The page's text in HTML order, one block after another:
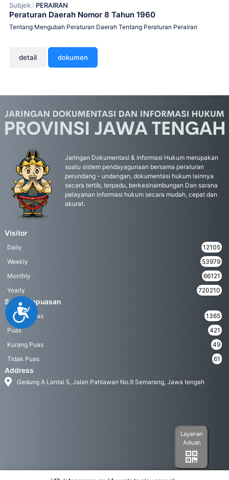
Accessibility
Subjek : PERAIRAN
Peraturan Daerah Nomor 8 Tahun 1960
Tentang Mengubah Peraturan Daerah Tentang Peraturan Perairan
detail dokumen
Jaringan Dokumentasi & Informasi Hukum merupakan
suatu sistem pendayagunaan bersama peraturan
perundang - undangan, dokumentasi hukum lainnya
secara tertib, terpadu, berkesinambungan Dan sarana
pelayanan informasi hukum secara mudah, cepat dan
akurat.
Visitor
Daily
12105
Weekly
53979
Monthly
66121
Yearly
720210
Survei Kepuasan
Sangat Puas
1365
Puas
421
Kurang Puas
49
Tidak Puas
61
Address
Gedung A Lantai 5, Jalan Pahlawan No.9 Semarang, Jawa tengah
Layanan
Aduan